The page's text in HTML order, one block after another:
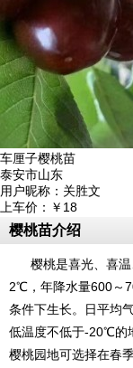
车厘子樱桃苗
泰安市山东
用户昵称： 关胜文
上车价： ￥18
樱桃苗介绍
樱桃是喜光、喜温
2℃，年降水量600～
条件下生长。日平均
低温度不低于-20℃的
樱桃园地可选择在春